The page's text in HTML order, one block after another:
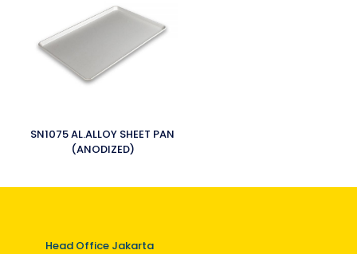
SN1075 AL.ALLOY SHEET PAN
(ANODIZED)
Head Office Jakarta